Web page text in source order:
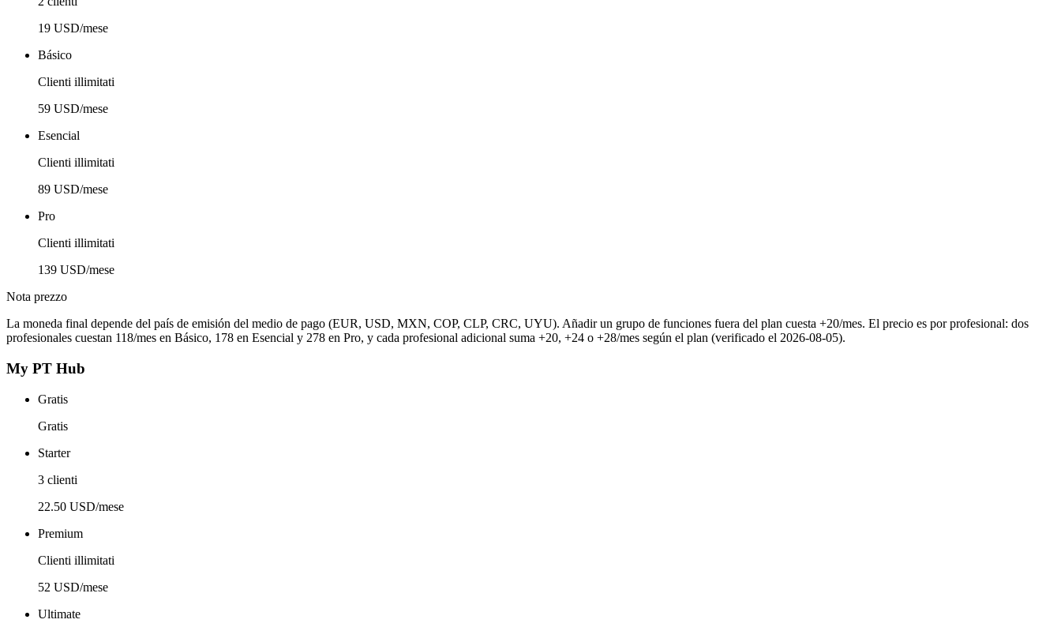
19 USD/mese
Básico
Clienti illimitati
59 USD/mese
Esencial
Clienti illimitati
89 USD/mese
Pro
Clienti illimitati
139 USD/mese
Nota prezzo
La moneda final depende del país de emisión del medio de pago (EUR, USD, MXN, COP, CLP, CRC, UYU). Añadir un grupo de funciones fuera del plan cuesta +20/mes. El precio es por profesional: dos
profesionales cuestan 118/mes en Básico, 178 en Esencial y 278 en Pro, y cada profesional adicional suma +20, +24 o +28/mes según el plan (verificado el 2026-08-05).
My PT Hub
Gratis
Gratis
Starter
3 clienti
22.50 USD/mese
Premium
Clienti illimitati
52 USD/mese
Ultimate